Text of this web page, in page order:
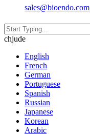
sales@bioendo.com
chjude
English
French
German
Portuguese
Spanish
Russian
Japanese
Korean
Arabic